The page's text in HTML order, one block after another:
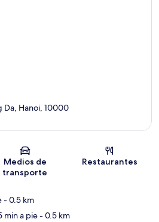
Sección del mapa
Da, Hanoi, 10000
Medios de
transporte
Restaurantes
- 0.5 km
min a pie- 0.5 km